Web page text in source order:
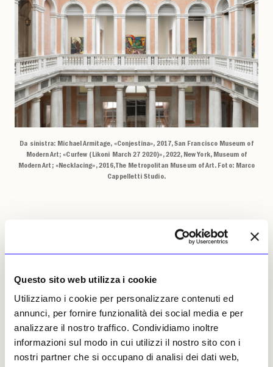
Questo sito web utilizza i cookie
Utilizziamo i cookie per personalizzare contenuti ed
annunci, per fornire funzionalità dei social media e per
analizzare il nostro traffico. Condividiamo inoltre
informazioni sul modo in cui utilizzi il nostro sito con i
nostri partner che si occupano di analisi dei dati web,
Da sinistra: Michael Armitage, «Conjestina», 2017, San Francisco Museum of
Modern Art; «Curfew (Likoni March 27 2020)», 2022, New York, Museum of
Modern Art; «Necklacing», 2016, The Metropolitan Museum of Art. Foto: Marco
Cappelletti Studio.
Non si visitano a cuor leggero, dunque, le
quattro mostre. L’incontro con Lorna Simpson
delle opere esposte alla Biennale di Venezia
del 2015, come «Three Figures» del 2014,
quando l’artista, già attiva dagli anni ’80, fu
scoperta in Italia. Opere realizzate sulla base
di fotografie storiche scattate su movimenti
di protesta e «race riots» che grondano